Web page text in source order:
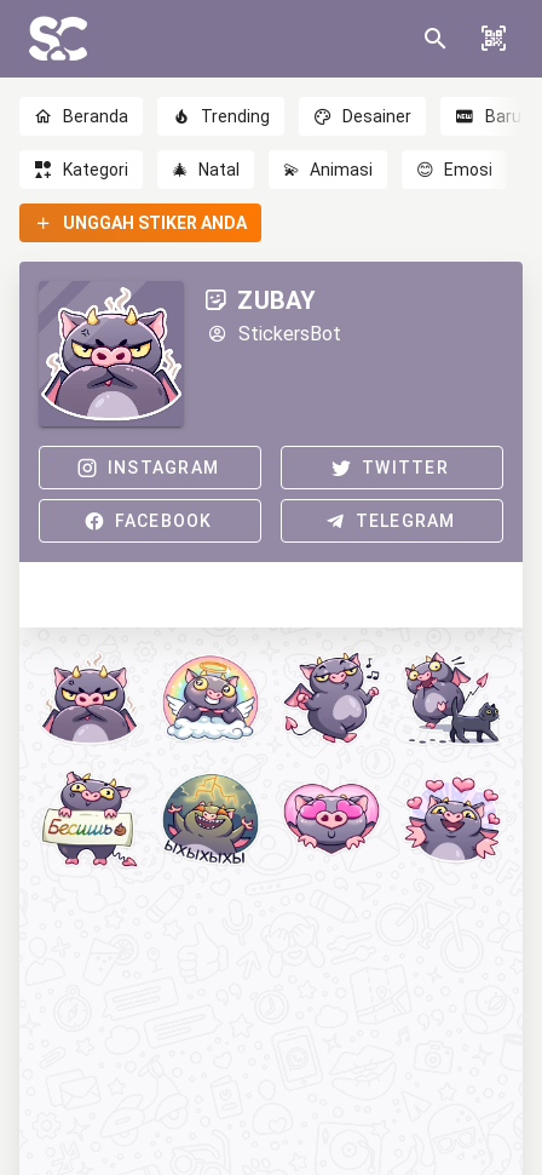
Beranda Trending Desainer Baru
Kategori 🎄 Natal 💫 Animasi 😊 Emosi
UNGGAH STIKER ANDA
ZUBAY
StickersBot
INSTAGRAM TWITTER
FACEBOOK TELEGRAM